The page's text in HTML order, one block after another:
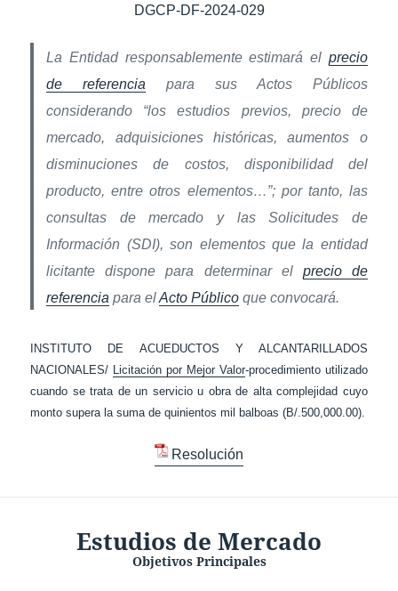
DGCP-DF-2024-029
La Entidad responsablemente estimará el precio
de referencia para sus Actos Públicos
considerando “los estudios previos, precio de
mercado, adquisiciones históricas, aumentos o
disminuciones de costos, disponibilidad del
producto, entre otros elementos…”; por tanto, las
consultas de mercado y las Solicitudes de
Información (SDI), son elementos que la entidad
licitante dispone para determinar el precio de
referencia para elActo Público que convocará.
INSTITUTO DE ACUEDUCTOS Y ALCANTARILLADOS
NACIONALES/
Licitación por Mejor Valor-procedimiento utilizado
cuando se trata de un servicio u obra de alta complejidad cuyo
monto supera la suma de quinientos mil balboas (B/.500,000.00).
Resolución
Estudios de Mercado
Objetivos Principales